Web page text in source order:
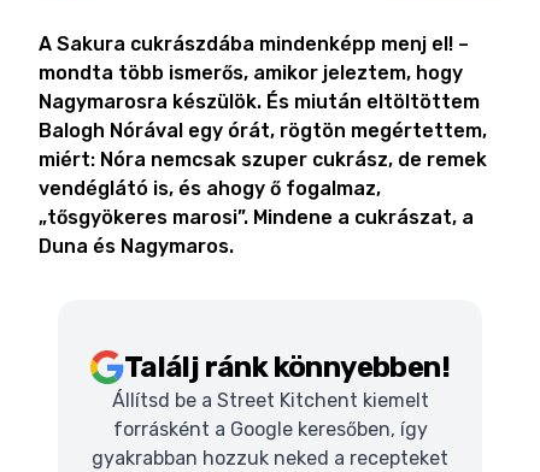
A Sakura cukrászdába mindenképp menj el! –
mondta több ismerős, amikor jeleztem, hogy
Nagymarosra készülök. És miután eltöltöttem
Balogh Nórával egy órát, rögtön megértettem,
miért: Nóra nemcsak szuper cukrász, de remek
vendéglátó is, és ahogy ő fogalmaz,
„tősgyökeres marosi”. Mindene a cukrászat, a
Duna és Nagymaros.
Találj ránk könnyebben!
Állítsd be a Street Kitchent kiemelt
forrásként a Google keresőben, így
gyakrabban hozzuk neked a recepteket